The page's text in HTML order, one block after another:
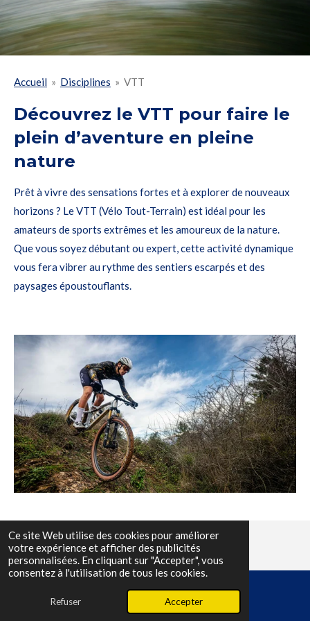
Ce site Web utilise des cookies pour améliorer
votre expérience et afficher des publicités
personnalisées. En cliquant sur "Accepter", vous
consentez à l'utilisation de tous les cookies.
Refuser Accepter
Accueil » Disciplines » VTT
Découvrez le VTT pour faire le
plein d’aventure en pleine
nature
Prêt à vivre des sensations fortes et à explorer de nouveaux
horizons ? Le VTT (Vélo Tout-Terrain) est idéal pour les
amateurs de sports extrêmes et les amoureux de la nature.
Que vous soyez débutant ou expert, cette activité dynamique
vous fera vibrer au rythme des sentiers escarpés et des
paysages époustouflants.
© 2024 Comité départemental de cyclisme bouches du rhône
E-mail